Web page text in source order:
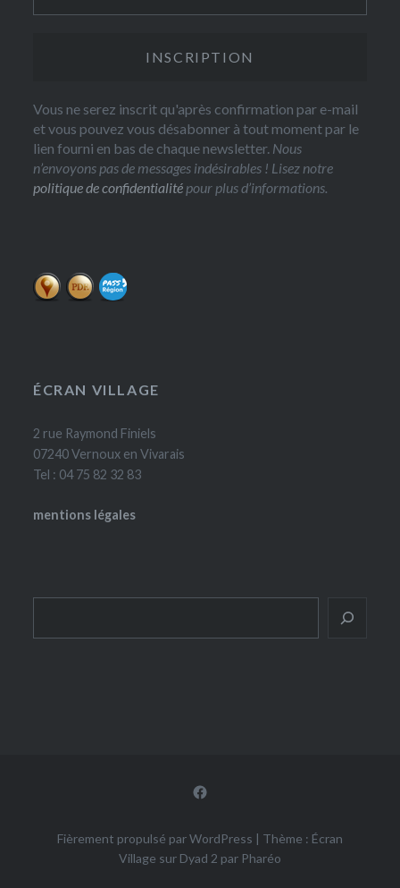
Vous ne serez inscrit qu'après confirmation par e-mail
et vous pouvez vous désabonner à tout moment par le
lien fourni en bas de chaque newsletter. Nous
n’envoyons pas de messages indésirables ! Lisez notre
politique de confidentialité pour plus d’informations.
ÉCRAN VILLAGE
2 rue Raymond Finiels
07240 Vernoux en Vivarais
Tel : 04 75 82 32 83
mentions légales
Facebook
Fièrement propulsé par WordPress | Thème : Écran
Village sur Dyad 2 par Pharéo